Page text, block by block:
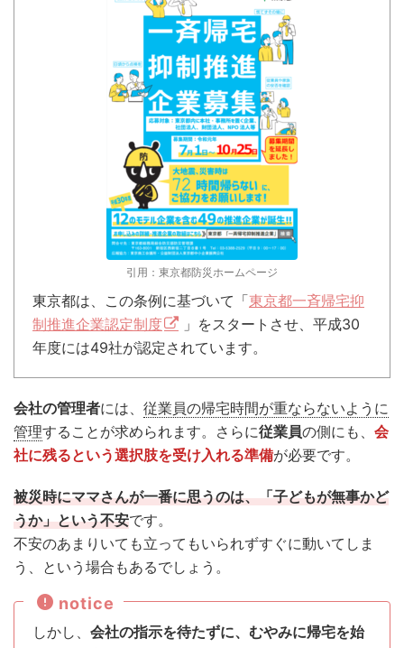
引用：東京都防災ホームページ
東京都は、この条例に基づいて「東京都一斉帰宅抑
制推進企業認定制度
」をスタートさせ、平成30
年度には49社が認定されています。
会社の管理者には、 従業員の帰宅時間が重ならないように
管理することが求められます。さらに従業員の側にも、 会
社に残るという選択肢を受け入れる準備が必要です。
被災時にママさんが一番に思うのは、「子どもが無事かど
うか」という不安です。
不安のあまりいても立ってもいられずすぐに動いてしま
う、という場合もあるでしょう。
notice
しかし、 会社の指示を待たずに、むやみに帰宅を始